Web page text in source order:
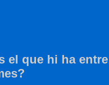
el que hi ha